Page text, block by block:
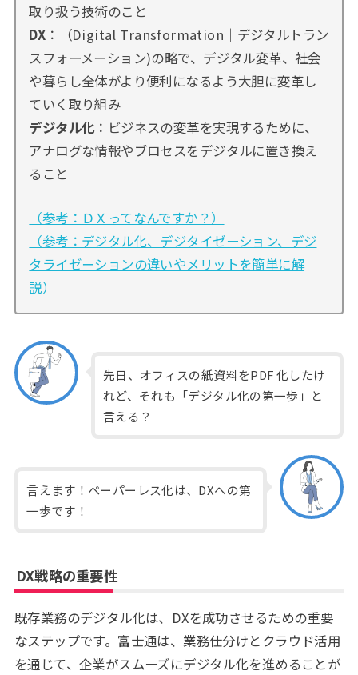
取り扱う技術のこと
DX ：（Digital Transformation｜デジタルトラン
スフォーメーション)の略で、デジタル変革、社会
や暮らし全体がより便利になるよう大胆に変革し
ていく取り組み
デジタル化：ビジネスの変革を実現するために、
アナログな情報やブロセスをデジタルに置き換え
ること
（参考：ＤＸってなんですか？）
（参考：デジタル化、デジタイゼーション、デジ
タライゼーションの違いやメリットを簡単に解
説）
先日、オフィスの紙資料をPDF 化したけ
れど、それも「デジタル化の第一歩」と
言える？
言えます！ペーパーレス化は、DXへの第
一歩です！
DX戦略の重要性
既存業務のデジタル化は、DXを成功させるための重要
なステップです。富士通は、業務仕分けとクラウド活用
を通じて、企業がスムーズにデジタル化を進めることが